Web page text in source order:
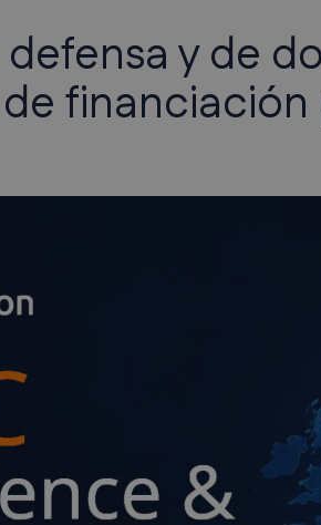
y de
financiación